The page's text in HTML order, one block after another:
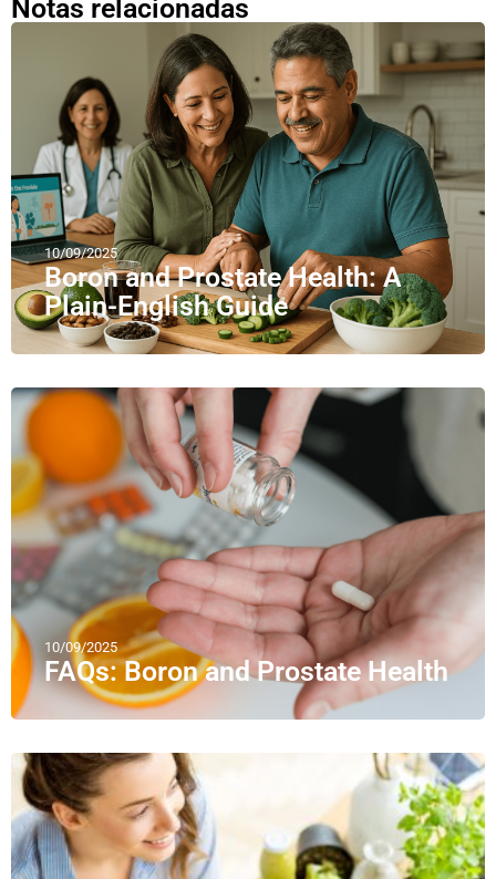
Notas relacionadas
10/09/2025
Boron and Prostate Health: A
Plain-English Guide
10/09/2025
FAQs: Boron and Prostate Health